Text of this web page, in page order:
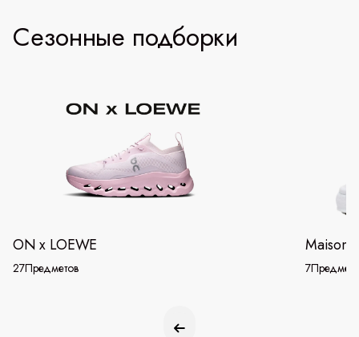
Сезонные подборки
ON x LOEWE
27Предметов
Maison
7